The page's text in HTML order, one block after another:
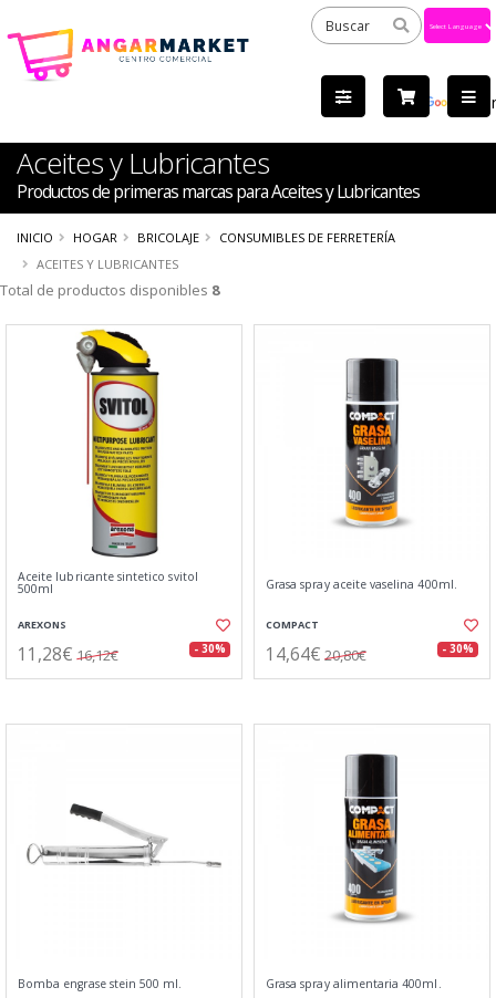
by
Aceites y Lubricantes
Productos de primeras marcas para Aceites y Lubricantes
INICIO HOGAR BRICOLAJE
CONSUMIBLES DE FERRETERÍA
ACEITES Y LUBRICANTES
Total de productos disponibles 8
Aceite lubricante sintetico svitol
500ml
AREXONS
11,28€ 16,12€ - 30%
Grasa spray aceite vaselina 400ml.
COMPACT
14,64€ 20,80€ - 30%
Bomba engrase stein 500 ml. Grasa spray alimentaria 400ml.